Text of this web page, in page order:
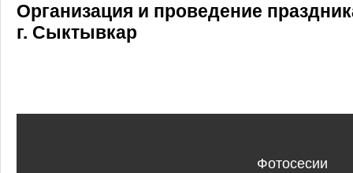
Организация и проведение
г. Сыктывкар
Фотосесии